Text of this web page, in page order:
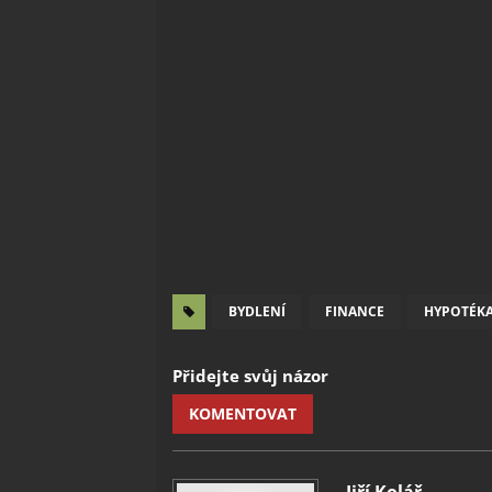
BYDLENÍ FINANCE
Přidejte svůj názor
KOMENTOVAT